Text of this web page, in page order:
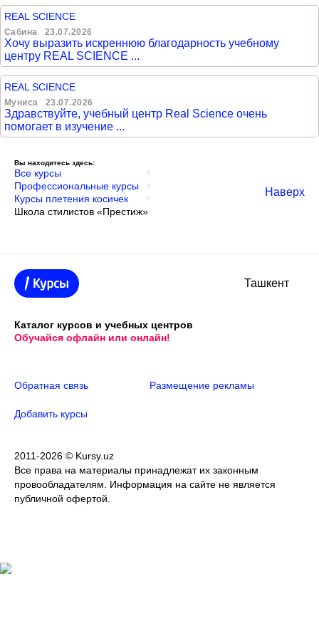
REAL SCIENCE
Сабина 23.07.2026
Хочу выразить искреннюю благодарность учебному
центру REAL SCIENCE ...
REAL SCIENCE
Муниса 23.07.2026
Здравствуйте, учебный центр Real Science очень
помогает в изучение ...
Вы находитесь здесь:
Все курсы
Профессиональные курсы
Курсы плетения косичек
Школа стилистов «Престиж»
Наверх
Ташкент
Каталог курсов и учебных центров
Обучайся офлайн или онлайн!
Обратная связь Размещение рекламы
Добавить курсы
2011-2026 © Kursy.uz
Все права на материалы принадлежат их законным
провообладателям. Информация на сайте не является
публичной офертой.